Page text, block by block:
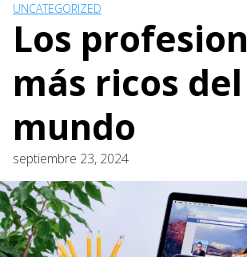
UNCATEGORIZED
Los
más ricos del
mundo
septiembre 23, 2024